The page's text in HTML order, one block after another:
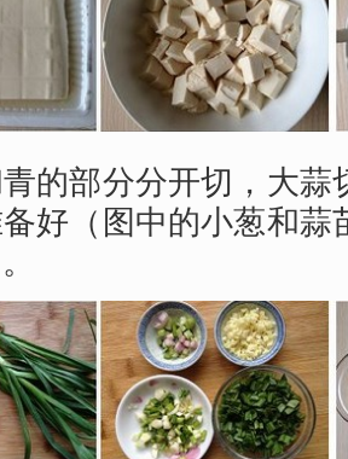
的部分分开切，大蒜
好（图中的小葱和蒜